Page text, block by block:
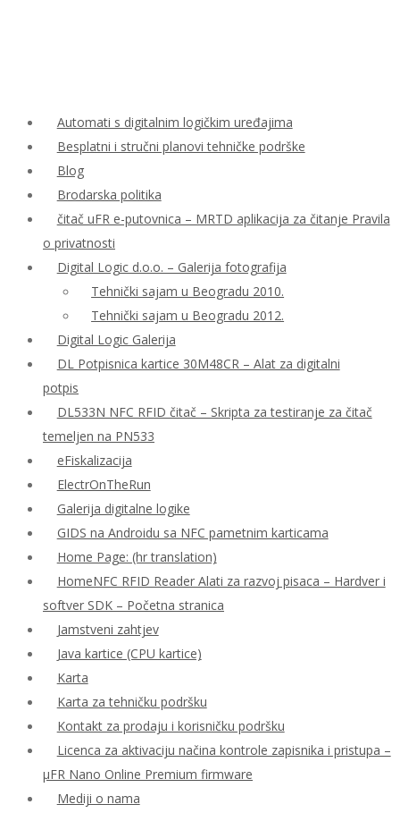
Automati s digitalnim logičkim uređajima
Besplatni i stručni planovi tehničke podrške
Blog
Brodarska politika
čitač uFR e-putovnica – MRTD aplikacija za čitanje Pravila
o privatnosti
Digital Logic d.o.o. – Galerija fotografija
Tehnički sajam u Beogradu 2010.
Tehnički sajam u Beogradu 2012.
Digital Logic Galerija
DL Potpisnica kartice 30M48CR – Alat za digitalni
potpis
DL533N NFC RFID čitač – Skripta za testiranje za čitač
temeljen na PN533
eFiskalizacija
ElectrOnTheRun
Galerija digitalne logike
GIDS na Androidu sa NFC pametnim karticama
Home Page: (hr translation)
HomeNFC RFID Reader Alati za razvoj pisaca – Hardver i
softver SDK – Početna stranica
Jamstveni zahtjev
Java kartice (CPU kartice)
Karta
Karta za tehničku podršku
Kontakt za prodaju i korisničku podršku
Licenca za aktivaciju načina kontrole zapisnika i pristupa –
μFR Nano Online Premium firmware
Mediji o nama